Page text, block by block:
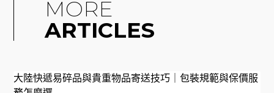
MORE
ARTICLES
大陸快遞易碎品與貴重物品寄送技巧｜包裝規範與保價服